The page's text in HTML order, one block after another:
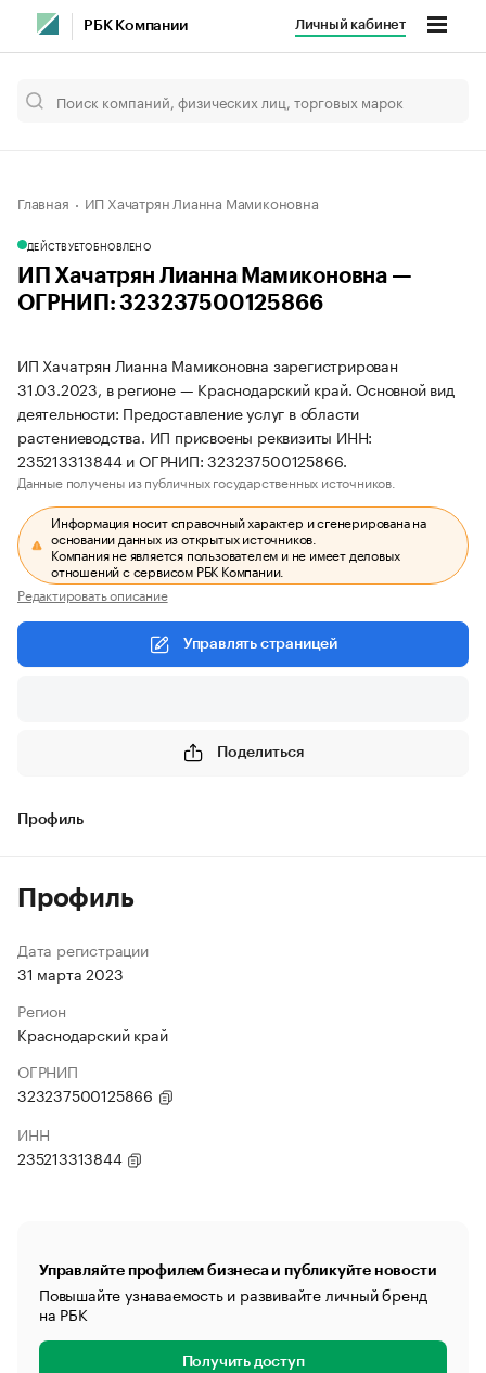
РБК Компании Личный кабинет
Главная ИП Хачатрян Лианна Мамиконовна
ДЕЙСТВУЕТОБНОВЛЕНО
ИП Хачатрян Лианна Мамиконовна —
ОГРНИП: 323237500125866
ИП Хачатрян Лианна Мамиконовна зарегистрирован
31.03.2023, в регионе — Краснодарский край. Основной вид
деятельности: Предоставление услуг в области
растениеводства. ИП присвоены реквизиты ИНН:
235213313844 и ОГРНИП: 323237500125866.
Данные получены из публичных государственных источников.
Информация носит справочный характер и сгенерирована на
основании данных из открытых источников.
Компания не является пользователем и не имеет деловых
отношений с сервисом РБК Компании.
Редактировать описание
Управлять страницей
Поделиться
Профиль
Профиль
Дата регистрации
31 марта 2023
Регион
Краснодарский край
ОГРНИП
323237500125866
ИНН
235213313844
Управляйте профилем бизнеса и публикуйте новости
Повышайте узнаваемость и развивайте личный бренд
на РБК
Получить доступ